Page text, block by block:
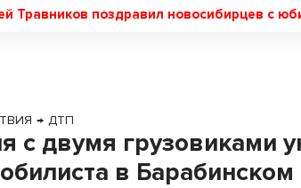
Травников поздравил новосибирцев с
→ ДТП
с двумя грузовиками
в Барабинском